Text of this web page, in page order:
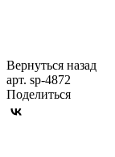
Вернуться назад
арт. sp-4872
Поделиться